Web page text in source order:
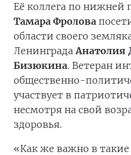
Её коллега по нижней
Тамара Фролова
области своего
ЛенинградаАнатолия
Бизюкина. Ветеран
общественно-
участвует в
несмотря на свой
здоровья.
«Как же важно в